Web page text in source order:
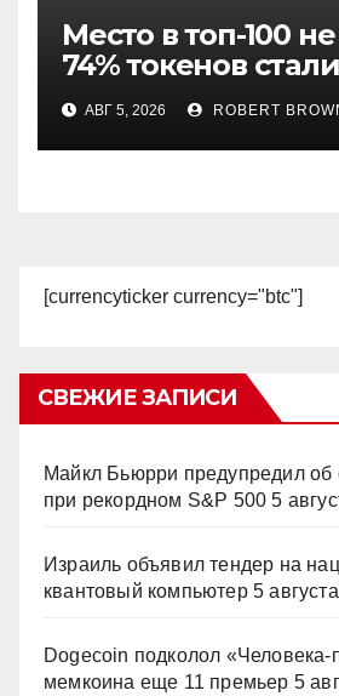
Место в топ-100
74% токенов стали
мертвыми
АВГ 5, 2026 ROBERT
[currencyticker currency="btc"]
СВЕЖИЕ ЗАПИСИ
Майкл Бьюрри предупредил об
при рекордном S&P 500 5
Израиль объявил тендер на
квантовый компьютер 5
Dogecoin подколол «Человека-
мемкоина еще 11 премьер 5